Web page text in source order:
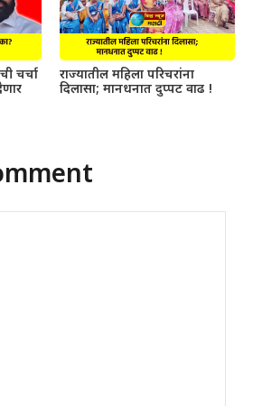
चर्चा
राज्यातील महिला परिचरांना
दिलासा; मानधनात दुप्पट वाढ !